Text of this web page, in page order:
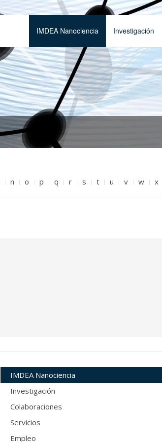
IMDEA Nanociencia Investigación
n o p q r s t u v w x
IMDEA Nanociencia
Investigación
Colaboraciones
Servicios
Empleo